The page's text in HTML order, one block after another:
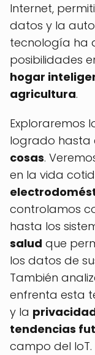
Internet,
datos y la
tecnología ha
posibilidades
hogar
agricultura.
Exploraremos
logrado hasta
cosas.
en la vida
controlamos
hasta los
salud que
los datos de
También
enfrenta esta
y la
tendencias
campo del IoT.